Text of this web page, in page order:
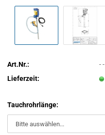
Art.Nr.:
- -
Lieferzeit:
Tauchrohrlänge: